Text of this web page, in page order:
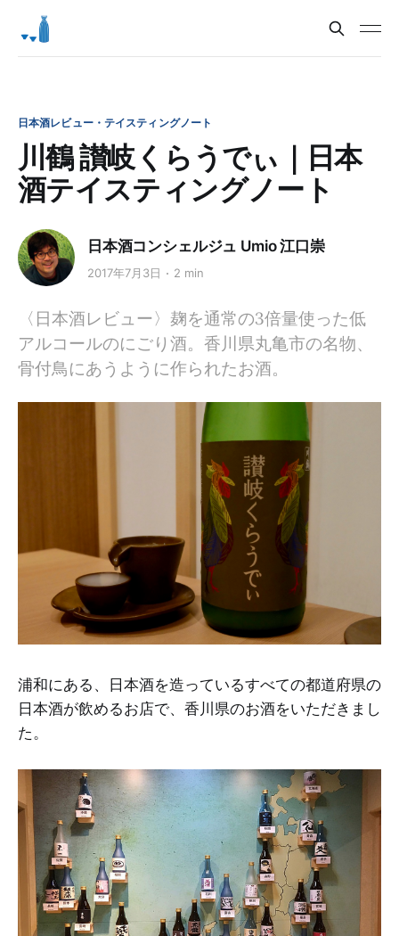
日本酒レビュー・テイスティングノート
川鶴 讃岐くらうでぃ｜日本
酒テイスティングノート
日本酒コンシェルジュ Umio 江口崇
2017年7月3日 2 min
〈日本酒レビュー〉麹を通常の3倍量使った低
アルコールのにごり酒。香川県丸亀市の名物、
骨付鳥にあうように作られたお酒。
浦和にある、日本酒を造っているすべての都道府県の
日本酒が飲めるお店で、香川県のお酒をいただきまし
た。